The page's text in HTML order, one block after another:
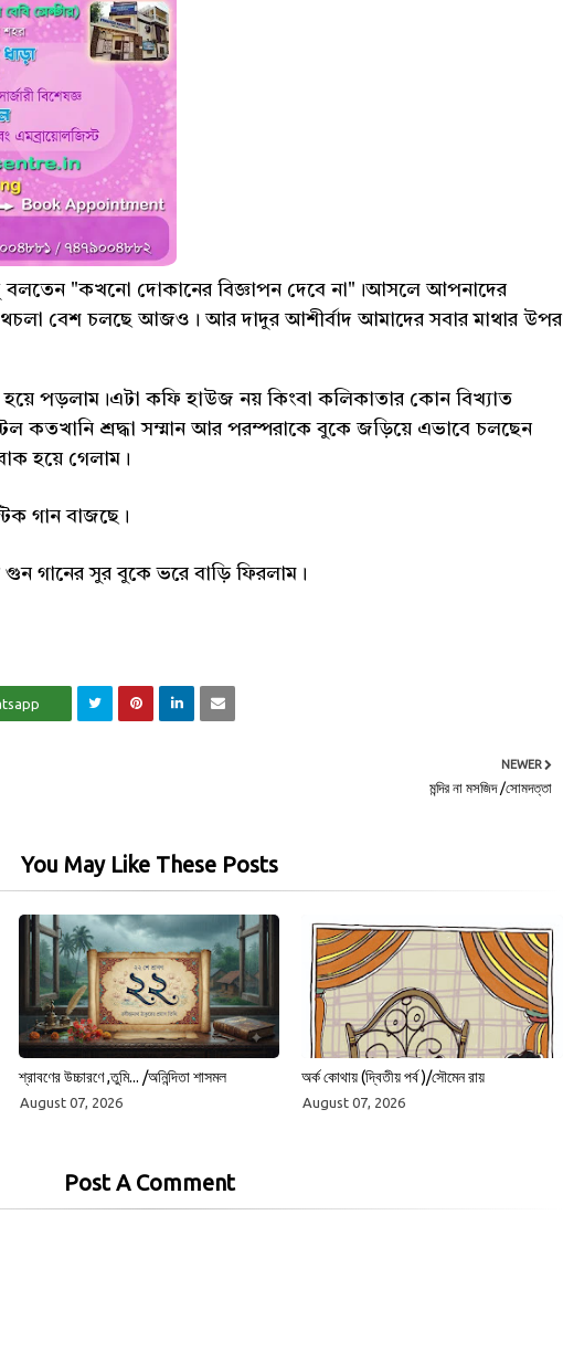
"কখনো দোকানের বিজ্ঞাপন দেবে না"।আসলে আপনাদের
বেশ চলছে আজও। আর দাদুর আশীর্বাদ আমাদের সবার মাথার উপর
পড়লাম।এটা কফি হাউজ নয় কিংবা কলিকাতার কোন বিখ্যাত
কতখানি শ্রদ্ধা সম্মান আর পরম্পরাকে বুকে জড়িয়ে এভাবে চলছেন
হয়ে গেলাম।
গান বাজছে।
গানের সুর বুকে ভরে বাড়ি ফিরলাম।
NEWER
মন্দির না মসজিদ /সোমদত্তা
You May Like These Posts
শ্রাবণের উচ্চারণে ,তুমি... /অনিন্দিতা শাসমল
August 07, 2026
অর্ক কোথায় (দ্বিতীয় পর্ব )/সৌমেন রায়
August 07, 2026
Post A Comment